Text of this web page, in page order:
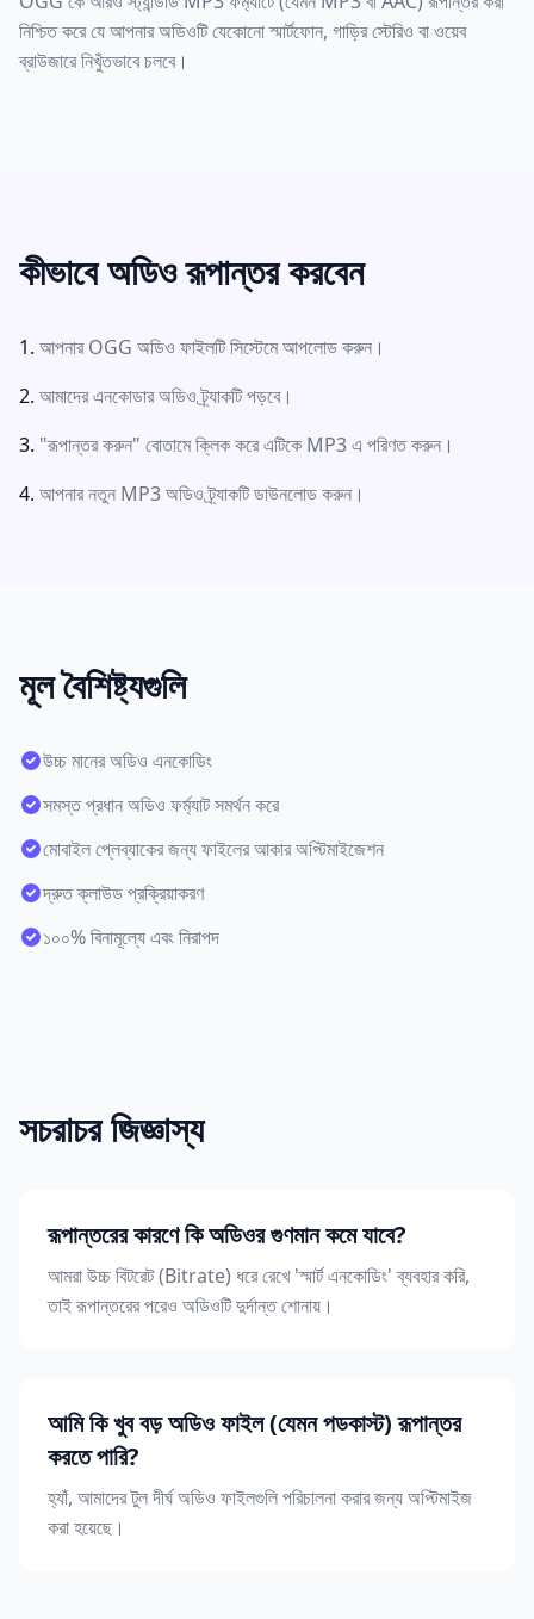
নিশ্চিত করে যে আপনার অডিওটি যেকোনো স্মার্টফোন, গাড়ির স্টেরিও বা ওয়েব
ব্রাউজারে নিখুঁতভাবে চলবে।
কীভাবে অডিও রূপান্তর করবেন
আপনার OGG অডিও ফাইলটি সিস্টেমে আপলোড করুন।
আমাদের এনকোডার অডিও ট্র্যাকটি পড়বে।
"রূপান্তর করুন" বোতামে ক্লিক করে এটিকে MP3 এ পরিণত করুন।
আপনার নতুন MP3 অডিও ট্র্যাকটি ডাউনলোড করুন।
মূল বৈশিষ্ট্যগুলি
উচ্চ মানের অডিও এনকোডিং
সমস্ত প্রধান অডিও ফর্ম্যাট সমর্থন করে
মোবাইল প্লেব্যাকের জন্য ফাইলের আকার অপ্টিমাইজেশন
দ্রুত ক্লাউড প্রক্রিয়াকরণ
১০০% বিনামূল্যে এবং নিরাপদ
সচরাচর জিজ্ঞাস্য
রূপান্তরের কারণে কি অডিওর গুণমান কমে যাবে?
আমরা উচ্চ বিটরেট (Bitrate) ধরে রেখে 'স্মার্ট এনকোডিং' ব্যবহার করি,
তাই রূপান্তরের পরেও অডিওটি দুর্দান্ত শোনায়।
আমি কি খুব বড় অডিও ফাইল (যেমন পডকাস্ট) রূপান্তর
করতে পারি?
হ্যাঁ, আমাদের টুল দীর্ঘ অডিও ফাইলগুলি পরিচালনা করার জন্য অপ্টিমাইজ
করা হয়েছে।